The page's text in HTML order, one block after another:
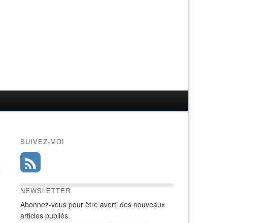
SUIVEZ-MOI
NEWSLETTER
Abonnez-vous pour être averti des nouveaux
articles publiés.